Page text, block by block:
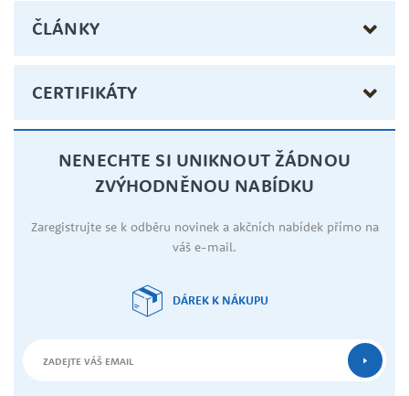
ČLÁNKY
CERTIFIKÁTY
NENECHTE SI UNIKNOUT ŽÁDNOU
ZVÝHODNĚNOU NABÍDKU
Zaregistrujte se k odběru novinek a akčních nabídek přímo na
váš e-mail.
DÁREK K NÁKUPU